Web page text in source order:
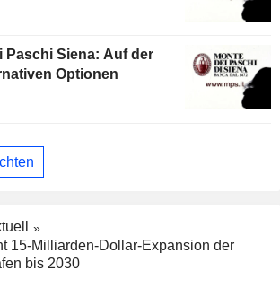
Paschi Siena: Auf der
Optionen
15-Milliarden-Dollar-Expansion der
bis 2030